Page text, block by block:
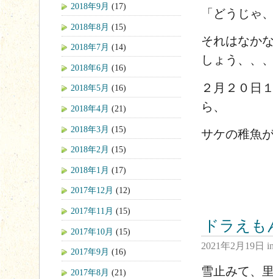
「どうじゃ
それはなか
しょう、、
２月２０日
ら、
サケの稚魚
ドラえも
2021年2月19日
雪止みて、
2018年9月 (17)
2018年8月 (15)
2018年7月 (14)
2018年6月 (16)
2018年5月 (16)
2018年4月 (21)
2018年3月 (15)
2018年2月 (15)
2018年1月 (17)
2017年12月 (12)
2017年11月 (15)
2017年10月 (15)
2017年9月 (16)
2017年8月 (21)